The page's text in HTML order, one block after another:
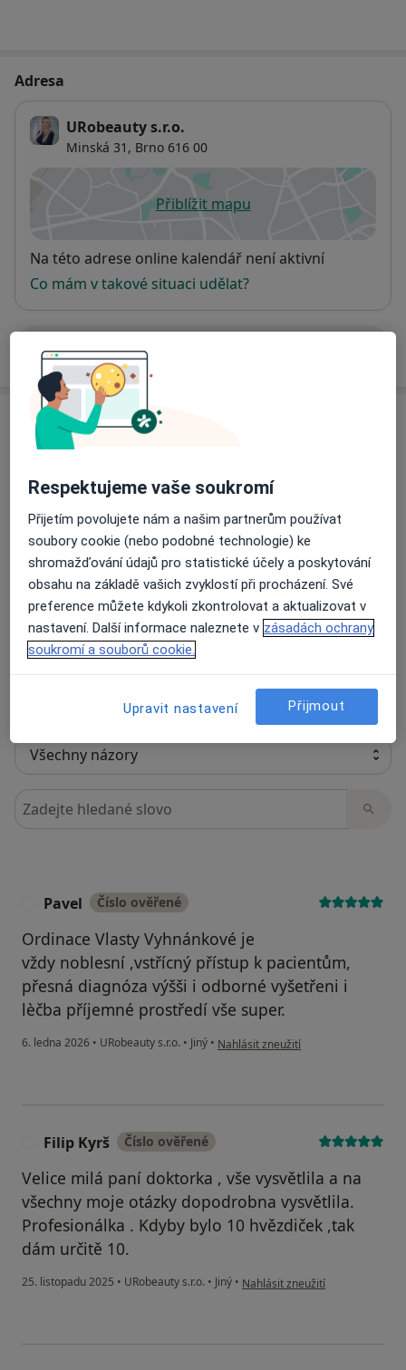
Adresa
URobeauty s.r.o.
Minská 31, Brno 616 00
Přiblížit mapuse otevře v nové záložce
Dostupnost
Na této adrese online kalendář není aktivní
Co mám v takové situaci udělat?
Názory
27 názorů
Recenze pacientů jsou pro nás důležité.
Specialisté nemají možnost zaplatit za
odstranění nebo změnu recenze pacienta.
Hledejte v názorech
Pavel Číslo ověřené
Ordinace Vlasty Vyhnánkové je
vždy noblesní ,vstřícný přístup k pacientům,
přesná diagnóza výšši i odborné vyšetřeni i
lèčba příjemné prostředí vše super.
6. ledna 2026 • URobeauty s.r.o. • Jiný • podle názoru uživatele Pavel
Nahlásit zneužití
Filip Kyrš Číslo ověřené
Velice milá paní doktorka , vše vysvětlila a na
všechny moje otázky dopodrobna vysvětlila.
Profesionálka . Kdyby bylo 10 hvězdiček ,tak
dám určitě 10.
25. listopadu 2025 • URobeauty s.r.o. • Jiný • podle názoru uživatele Filip Kyrš
Nahlásit zneužití
Respektujeme vaše soukromí
Přijetím povolujete nám a našim partnerům používat
soubory cookie (nebo podobné technologie) ke
shromažďování údajů pro statistické účely a poskytování
obsahu na základě vašich zvyklostí při procházení. Své
preference můžete kdykoli zkontrolovat a aktualizovat v
nastavení. Další informace naleznete v zásadách ochrany
soukromí a souborů cookie.
Upravit nastavení Přijmout